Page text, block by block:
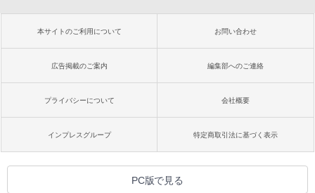
￥99
AIイラスト表現辞典: 思い通りの絵を引き
￥480
ードウェア・市販ソフトウェアのパーフ
ェクトリストと最新エミュレータ紹介
ンチディスプレイ、色調調節ライト、12
週間持続バッテリー、広告なし、ブラッ
Amazon Kindle Colorsoft | 16GBストレ
ージ、防水、7インチカラーディスプレ
イ、色調調節ライト、最大8週間持続バッ
テリー、広告無し、ブラック (2025年発
売)
￥31,980
本サイトのご利用について お問い合わせ
広告掲載のご案内 編集部へのご連絡
プライバシーについて 会社概要
インプレスグループ 特定商取引法に基づく表示
PC版で見る